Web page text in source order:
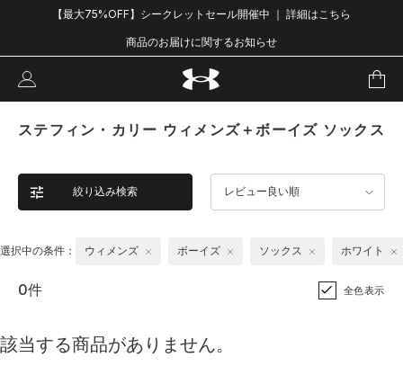
【最大75%OFF】シークレットセール開催中 ｜ 詳細はこちら
商品のお届けに関するお知らせ
ステフィン・カリー ウィメンズ＋ボーイズ ソックス
絞り込み検索 レビュー良い順
選択中の条件： ウィメンズ ボーイズ ソックス ホワイト
0件 全色表示
該当する商品がありません。